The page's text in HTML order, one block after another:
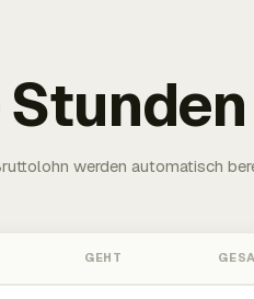
Stunden
werden automatisch
GEHT